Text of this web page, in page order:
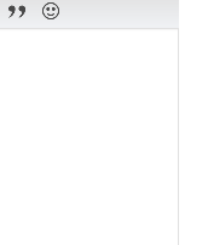
Обувь